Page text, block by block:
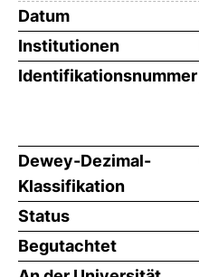
Datum
Institutionen
Identifikationsnummer
Dewey-Dezimal-
Klassifikation
Status
Begutachtet